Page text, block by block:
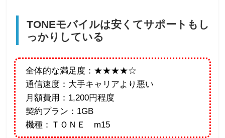
TONEモバイルは安くてサポートもし
っかりしている
全体的な満足度：★★★★☆
通信速度：大手キャリアより悪い
月額費用：1,200円程度
契約プラン：1GB
機種：ＴＯＮＥ m15